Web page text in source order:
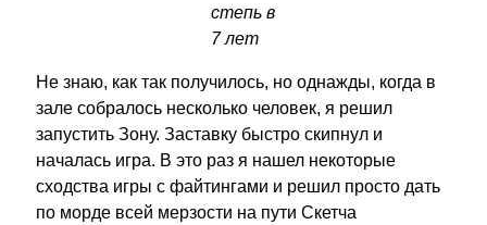
степь в
7 лет
Не знаю, как так получилось, но однажды, когда в
зале собралось несколько человек, я решил
запустить Зону. Заставку быстро скипнул и
началась игра. В это раз я нашел некоторые
сходства игры с файтингами и решил просто дать
по морде всей мерзости на пути Скетча